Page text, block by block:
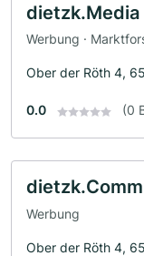
dietzk.Media
Werbung ·
Ober der Röth 4,
0.0 (0
Werbung
Ober der Röth 4,